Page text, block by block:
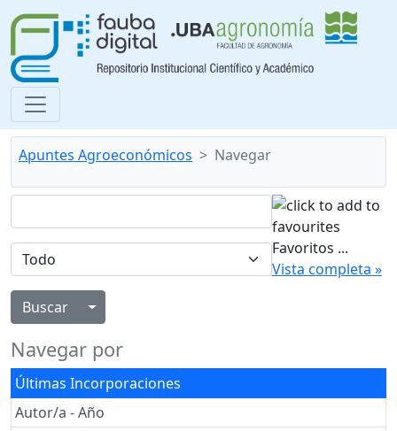
Apuntes Agroeconómicos Navegar
Alternar menú desplegable
Favoritos ...
Vista completa »
Navegar por
Últimas Incorporaciones
Autor/a - Año